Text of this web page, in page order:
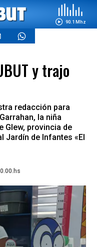
90.1 Mhz
y trajo
redacción para
la niña
Glew, provincia de
Jardín de Infantes «El